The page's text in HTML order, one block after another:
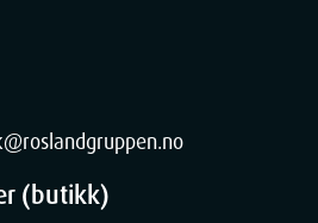
(butikk)